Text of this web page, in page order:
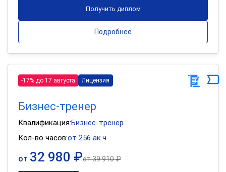
Получить диплом
Подробнее
-17% до 17 августа Лицензия
Бизнес-тренер
Квалификация:Бизнес-тренер
Кол-во часов:от 256 ак.ч
от 32 980 ₽от39 910 ₽